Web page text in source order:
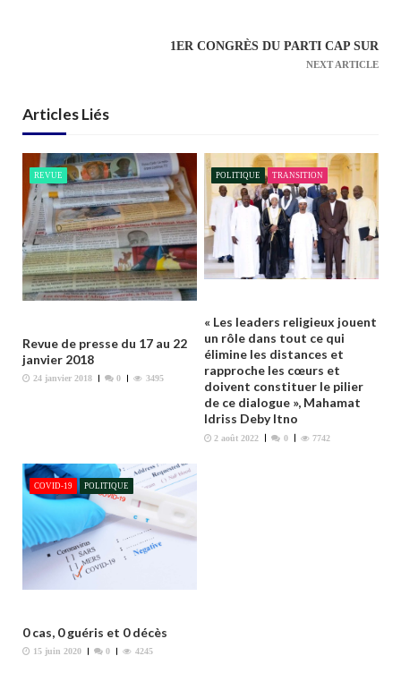
t
i
o
n
d
e
l
’
a
t
i
c
1ER CONGRÈS DU PARTI CAP SUR
NEXT ARTICLE
Articles Liés
REVUE
Revue de presse du 17 au 22
janvier 2018
24 janvier 2018 0 3495
POLITIQUE TRANSITION
« Les leaders religieux jouent
un rôle dans tout ce qui
élimine les distances et
rapproche les cœurs et
doivent constituer le pilier
de ce dialogue », Mahamat
Idriss Deby Itno
2 août 2022 0 7742
COVID-19 POLITIQUE
0 cas, 0 guéris et 0 décès
15 juin 2020 0 4245